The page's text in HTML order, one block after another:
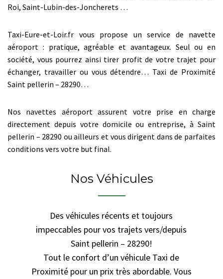
Roi, Saint-Lubin-des-Joncherets …
Taxi-Eure-et-Loir.fr vous propose un service de navette
aéroport : pratique, agréable et avantageux. Seul ou en
société, vous pourrez ainsi tirer profit de votre trajet pour
échanger, travailler ou vous détendre… Taxi de Proximité
Saint pellerin – 28290…
Nos navettes aéroport assurent votre prise en charge
directement depuis votre domicile ou entreprise, à Saint
pellerin – 28290 ou ailleurs et vous dirigent dans de parfaites
conditions vers votre but final.
Nos Véhicules
Des véhicules récents et toujours
impeccables pour vos trajets vers/depuis
Saint pellerin – 28290!
Tout le confort d’un véhicule Taxi de
Proximité pour un prix très abordable. Vous